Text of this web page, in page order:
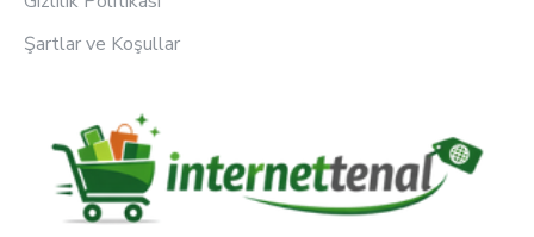
Şartlar ve Koşullar